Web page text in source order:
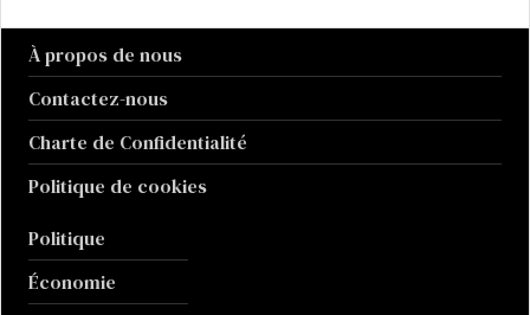
À propos de nous
Contactez-nous
Charte de Confidentialité
Politique de cookies
Politique
Économie